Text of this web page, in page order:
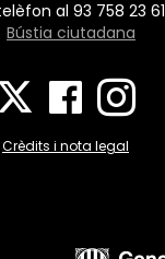
al 93 758 23 61
Bústia ciutadana
Crèdits i nota legal